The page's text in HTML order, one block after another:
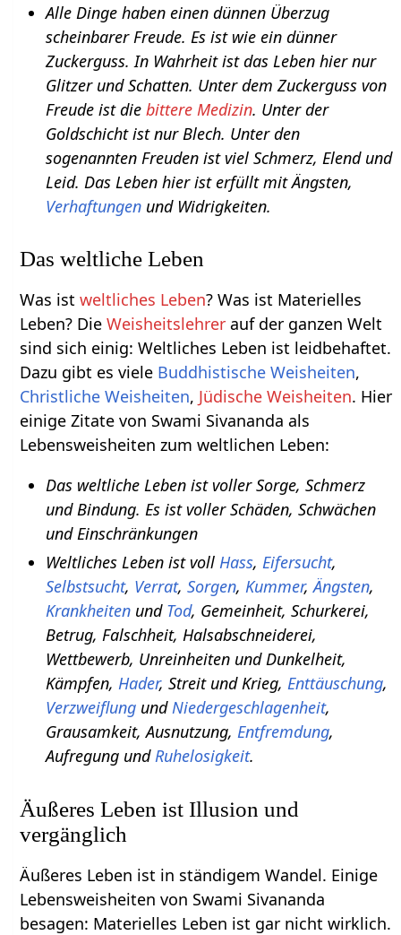
Alle Dinge haben einen dünnen Überzug
scheinbarer Freude. Es ist wie ein dünner
Zuckerguss. In Wahrheit ist das Leben hier nur
Glitzer und Schatten. Unter dem Zuckerguss von
Freude ist die bittere Medizin. Unter der
Goldschicht ist nur Blech. Unter den
sogenannten Freuden ist viel Schmerz, Elend und
Leid. Das Leben hier ist erfüllt mit Ängsten,
Verhaftungenund Widrigkeiten.
Das weltliche Leben
Was istweltliches Leben? Was ist Materielles
Leben? DieWeisheitslehrer auf der ganzen Welt
sind sich einig: Weltliches Leben ist leidbehaftet.
Dazu gibt es viele Buddhistische Weisheiten,
Christliche Weisheiten, Jüdische Weisheiten. Hier
einige Zitate von Swami Sivananda als
Lebensweisheiten zum weltlichen Leben:
Das weltliche Leben ist voller Sorge, Schmerz
und Bindung. Es ist voller Schäden, Schwächen
und Einschränkungen
Weltliches Leben ist voll Hass, Eifersucht,
Selbstsucht, Verrat, Sorgen, Kummer,Ängsten,
Krankheitenund Tod, Gemeinheit, Schurkerei,
Betrug, Falschheit, Halsabschneiderei,
Wettbewerb, Unreinheiten und Dunkelheit,
Kämpfen, Hader, Streit und Krieg, Enttäuschung,
VerzweiflungundNiedergeschlagenheit,
Grausamkeit, Ausnutzung, Entfremdung,
Aufregung undRuhelosigkeit.
Äußeres Leben ist Illusion und
vergänglich
Äußeres Leben ist in ständigem Wandel. Einige
Lebensweisheiten von Swami Sivananda
besagen: Materielles Leben ist gar nicht wirklich.